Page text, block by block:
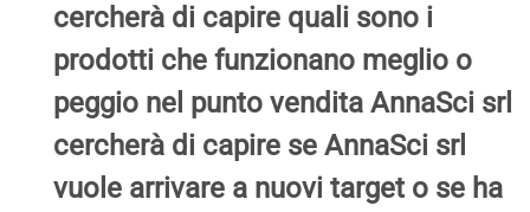
cercherà di capire quali sono i
prodotti che funzionano meglio o
peggio nel punto vendita AnnaSci srl
cercherà di capire se AnnaSci srl
vuole arrivare a nuovi target o se ha